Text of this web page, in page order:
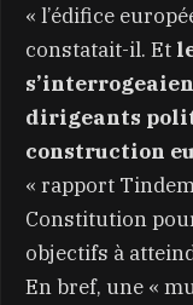
« l’édifice
constatait-il. Et
dirigeants
construction
« rapport
Constitution
objectifs à
En bref, une «